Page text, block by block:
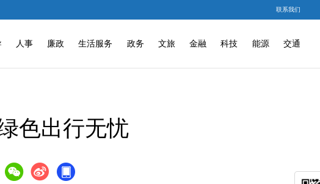
联系我们
人事 廉政 生活服务 政务 文旅 金融 科技 能源 交通
色出行无忧